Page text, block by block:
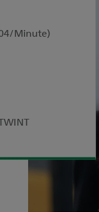
Minute)